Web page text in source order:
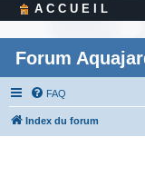
A C C U E I L
Forum
FAQ
Index du forum